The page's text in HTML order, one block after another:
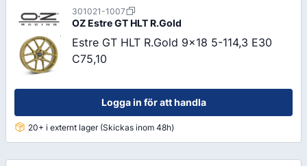
301021-1007
OZ Estre GT HLT R.Gold
Estre GT HLT R.Gold 9x18 5-114,3 E30
C75,10
Logga in för att handla
20+ i externt lager (Skickas inom 48h)